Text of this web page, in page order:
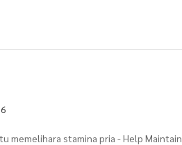
memelihara stamina pria - Help Maintain